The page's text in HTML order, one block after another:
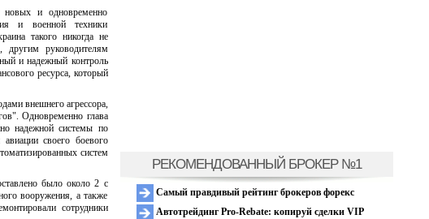
и одновременно
и военной техники
такого никогда не
руководителям
и надежный контроль
ресурса, который
внешнего агрессора,
Одновременно глава
надежной системы по
своего боевого
систем
было около 2 с
вооружения, а также
сотрудники
РЕКОМЕНДОВАННЫЙ БРОКЕР №1
Самый правдивый рейтинг брокеров форекс
Автотрейдинг Pro-Rebate: копируй сделки VIP